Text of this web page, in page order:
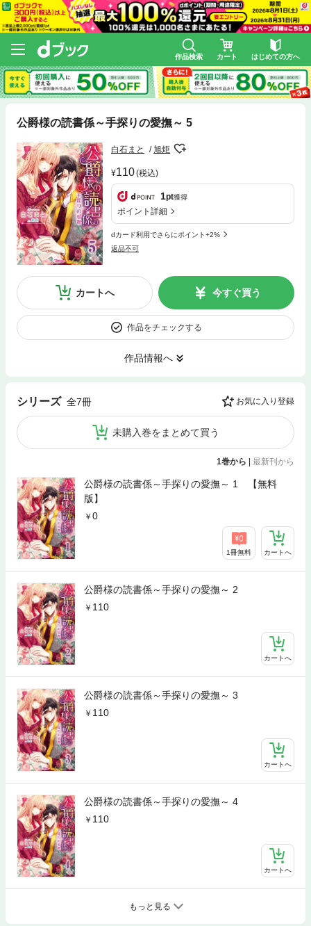
作品検索 カート はじめての方へ
公爵様の読書係～手探りの愛撫～ 5
白石まと 旭炬
110(税込)
1pt獲得
ポイント詳細
dカード利用でさらにポイント+2%
返品不可
カートへ 今すぐ買う
作品をチェックする
作品情報へ
シリーズ 全7冊 お気に入り登録
未購入巻をまとめて買う
1巻から | 最新刊から
公爵様の読書係～手探りの愛撫～ 1 【無料
版】
0
1冊無料 カートへ
公爵様の読書係～手探りの愛撫～ 2
110
カートへ
公爵様の読書係～手探りの愛撫～ 3
110
カートへ
公爵様の読書係～手探りの愛撫～ 4
110
カートへ
もっと見る